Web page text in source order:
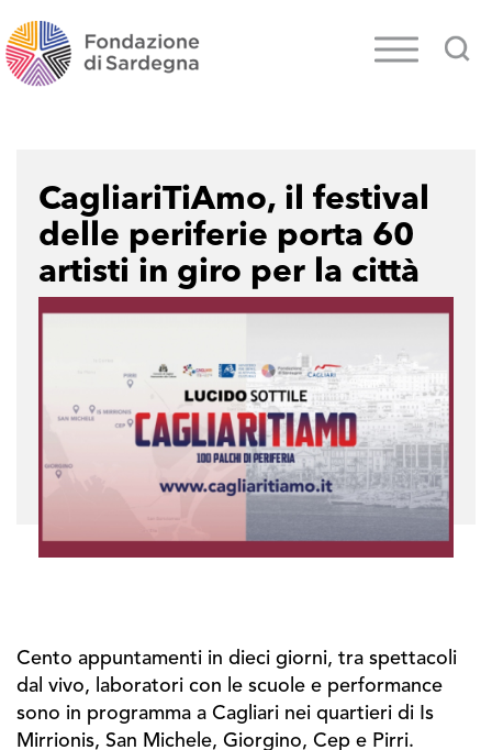
CagliariTiAmo, il festival
delle periferie porta 60
artisti in giro per la città
Cento appuntamenti in dieci giorni, tra spettacoli
dal vivo, laboratori con le scuole e performance
sono in programma a Cagliari nei quartieri di Is
Mirrionis, San Michele, Giorgino, Cep e Pirri.